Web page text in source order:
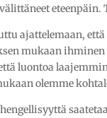
ajattelemaan,
mukaan
luontoa
olemme